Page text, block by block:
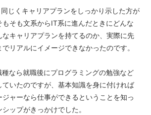
じくキャリアプランをしっかり示した方が
そも文系からIT系に進んだときにどんな
キャリアプランを持てるのか、実際に先
リアルにイメージできなかったのです。
なら就職後にプログラミングの勉強など
ていたのですが、基本知識を身に付ければ
ャーなら仕事ができるということを知っ
ップがきっかけでした。